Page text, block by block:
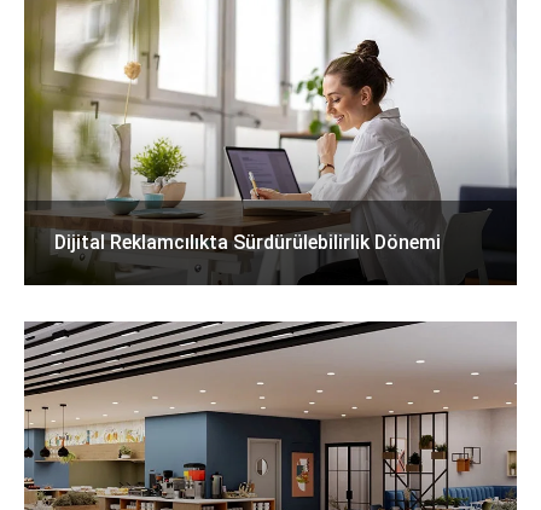
Dijital Reklamcılıkta Sürdürülebilirlik Dönemi